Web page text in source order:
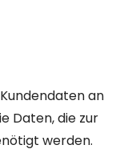
an
Daten, die zur
werden.